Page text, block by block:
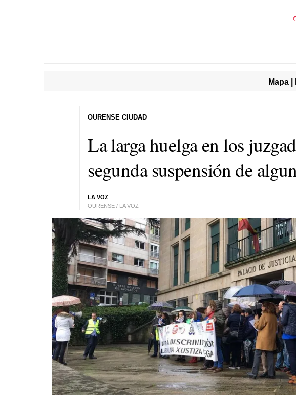
Mapa
La larga huelga en los
segunda suspensión de
LA VOZ
OURENSE / LA VOZ
OURENSE CIUDAD